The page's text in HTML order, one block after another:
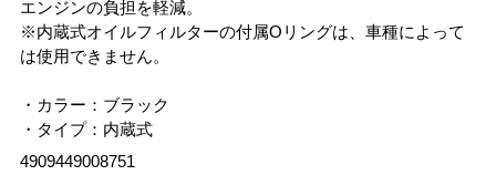
エンジンの負担を軽減。
※内蔵式オイルフィルターの付属Oリングは、車種によって
は使用できません。
・カラー：ブラック
・タイプ：内蔵式
4909449008751